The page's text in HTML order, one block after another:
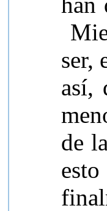
ser,
así,
de